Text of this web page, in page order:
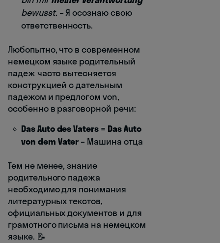
bewusst.– Я осознаю свою
ответственность.
Любопытно, что в современном
немецком языке родительный
падеж часто вытесняется
конструкцией с дательным
падежом и предлогом von,
особенно в разговорной речи:
Das Auto des Vaters = Das Auto
von dem Vater – Машина отца
Тем не менее, знание
родительного падежа
необходимо для понимания
литературных текстов,
официальных документов и для
грамотного письма на немецком
языке. 📝